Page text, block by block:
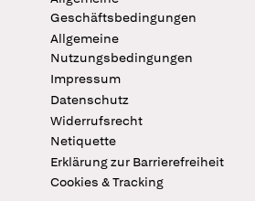
Geschäftsbedingungen
Allgemeine
Nutzungsbedingungen
Impressum
Datenschutz
Widerrufsrecht
Netiquette
Erklärung zur Barrierefreiheit
Cookies & Tracking